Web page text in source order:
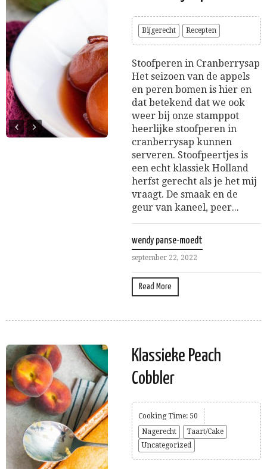
Bijgerecht Recepten
Stoofperen in Cranberrysap
Het seizoen van de appels
en peren bomen is hier en
dat betekend dat we ook
weer bij onze stamppot
heerlijke stoofperen in
cranberrysap kunnen
serveren. Stoofpeertjes is
een echt klassiek Holland
herfst gerecht als je het mij
vraagt. De smaak en de
geur van kaneel, peer...
wendy panse-moedt
september 22, 2022
Read More
Klassieke Peach
Cobbler
Cooking Time: 50
Nagerecht
Taart/Cake
Uncategorized